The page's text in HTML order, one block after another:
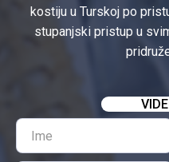
kostiju u Turskoj po
stupanjski pristup u